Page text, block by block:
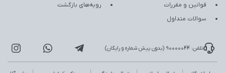
قوانین و مقررات
سوالات متداول
رویه‌های بازگشت
تلفن: 90000044 (بدون پیش شماره و رایگان)